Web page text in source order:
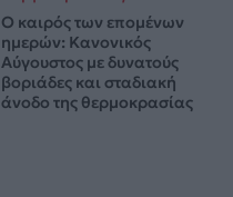
Ο καιρός των επομένων
ημερών: Κανονικός
Αύγουστος με δυνατούς
βοριάδες και σταδιακή
άνοδο της θερμοκρασίας